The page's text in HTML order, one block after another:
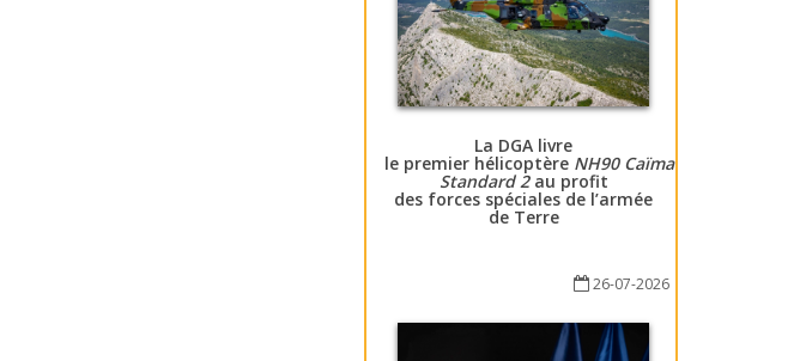
La DGA livre
le premier hélicoptère NH90 Caïman
Standard 2au profit
des forces spéciales de l’armée
de Terre
26-07-2026